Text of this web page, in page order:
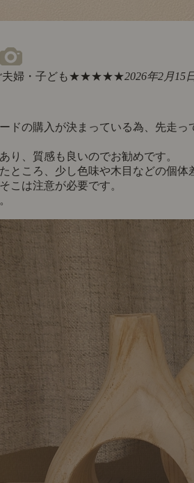
婦・子ども★★★★★2026年2月15
ドの購入が決まっている為、先走っ
り、質感も良いのでお勧めです。
ところ、少し色味や木目などの個体
こは注意が必要です。